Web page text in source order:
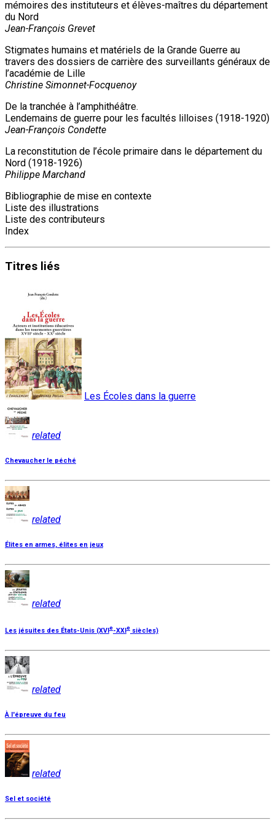
mémoires des instituteurs et élèves-maîtres du département
du Nord
Jean-François Grevet
Stigmates humains et matériels de la Grande Guerre au
travers des dossiers de carrière des surveillants généraux de
l’académie de Lille
Christine Simonnet-Focquenoy
De la tranchée à l’amphithéâtre.
Lendemains de guerre pour les facultés lilloises (1918-1920)
Jean-François Condette
La reconstitution de l’école primaire dans le département du
Nord (1918-1926)
Philippe Marchand
Bibliographie de mise en contexte
Liste des illustrations
Liste des contributeurs
Index
Titres liés
Les Écoles dans la guerre
related
Chevaucher le péché
related
Élites en armes, élites en jeux
related
Les jésuites des États-Unis (XVIe-XXIe siècles)
related
À l'épreuve du feu
related
Sel et société